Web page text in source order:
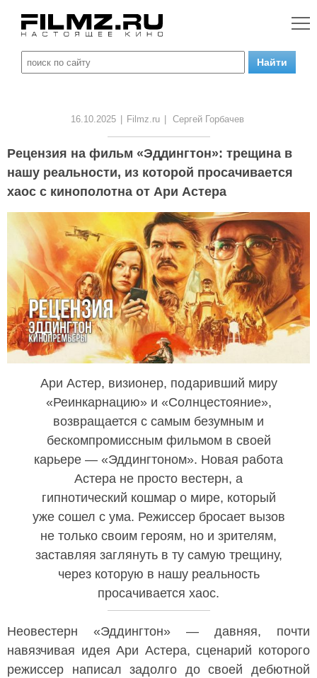
16.10.2025 Filmz.ru Сергей Горбачев
Рецензия на фильм «Эддингтон»: трещина в
нашу реальности, из которой просачивается
хаос с кинополотна от Ари Астера
Ари Астер, визионер, подаривший миру
«Реинкарнацию» и «Солнцестояние»,
возвращается с самым безумным и
бескомпромиссным фильмом в своей
карьере — «Эддингтоном». Новая работа
Астера не просто вестерн, а
гипнотический кошмар о мире, который
уже сошел с ума. Режиссер бросает вызов
не только своим героям, но и зрителям,
заставляя заглянуть в ту самую трещину,
через которую в нашу реальность
просачивается хаос.
Неовестерн «Эддингтон» — давняя, почти
навязчивая идея Ари Астера, сценарий которого
режиссер написал задолго до своей дебютной